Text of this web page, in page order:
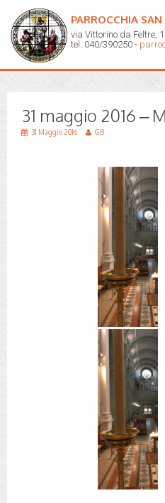
PARROCCHIA
via Vittorino da Feltre,
tel. 040/390250 -
31 maggio 2016 –
31 Maggio 2016 GB